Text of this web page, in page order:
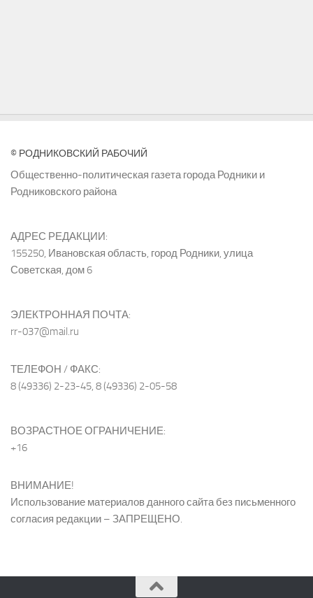
© РОДНИКОВСКИЙ РАБОЧИЙ
Общественно-политическая газета города Родники и
Родниковского района
АДРЕС РЕДАКЦИИ:
155250, Ивановская область, город Родники, улица
Советская, дом 6
ЭЛЕКТРОННАЯ ПОЧТА:
rr-037@mail.ru
ТЕЛЕФОН / ФАКС:
8 (49336) 2-23-45, 8 (49336) 2-05-58
ВОЗРАСТНОЕ ОГРАНИЧЕНИЕ:
+16
ВНИМАНИЕ!
Использование материалов данного сайта без письменного
согласия редакции – ЗАПРЕЩЕНО.